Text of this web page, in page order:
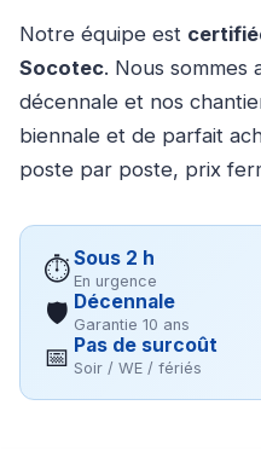
Notre équipe est
Socotec. Nous sommes
décennale et nos
biennale et de parfait
poste par poste, prix
⏱Sous 2 h
En urgence
🛡 Décennale
Garantie 10 ans
📅 Pas de surcoût
Soir / WE / fériés